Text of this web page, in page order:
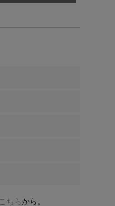
こちら から。